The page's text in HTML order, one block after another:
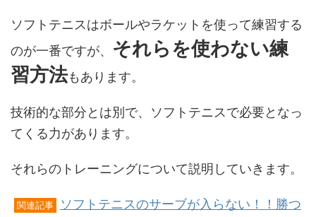
ソフトテニスはボールやラケットを使って練習する
のが一番ですが、 それらを使わない練
習方法もあります。
技術的な部分とは別で、ソフトテニスで必要となっ
てくる力があります。
それらのトレーニングについて説明していきます。
関連記事
ソフトテニスのサーブが入らない！！勝つ